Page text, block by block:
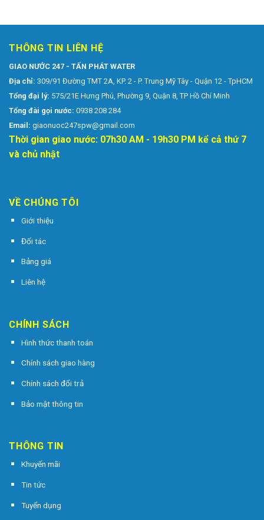
THÔNG TIN LIÊN HỆ
GIAO NƯỚC 247 - TẤN PHÁT WATER
Địa chỉ: 309/91 Đường TMT 2A, KP. 2 - P. Trung Mỹ Tây - Quận 12 - TpHCM
Tổng đại lý: 575/21E Hưng Phú, Phường 9, Quận 8, TP Hồ Chí Minh
Tổng đài gọi nước: 0938 208 284
Email: giaonuoc247spw@gmail.com
Thời gian giao nước: 07h30 AM - 19h30 PM kể cả thứ 7
và chủ nhật
VỀ CHÚNG TÔI
Giới thiệu
Đối tác
Bảng giá
Liên hệ
CHÍNH SÁCH
Hình thức thanh toán
Chính sách giao hàng
Chính sách đổi trả
Bảo mật thông tin
THÔNG TIN
Khuyến mãi
Tin tức
Tuyển dụng